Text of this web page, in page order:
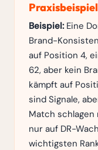
Praxisbeispiel
Beispiel:Eine
Brand-
auf Position 4,
62, aber kein
kämpft auf
sind Signale,
Match
nur auf DR-
wichtigsten